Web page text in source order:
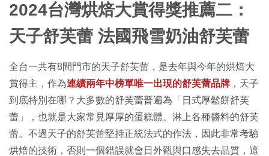
2024台灣烘焙大賞得獎推薦二：
天子舒芙蕾 法國飛雪奶油舒芙蕾
全台一共有8間門市的天子舒芙蕾，是去年與今年的烘焙大
賞得主，作為連續兩年中榜單唯一出現的舒芙蕾品牌 ，天子
到底特別在哪？大多數的舒芙蕾普遍為「日式厚鬆餅舒芙
蕾」，也就是大家常見厚厚的蛋糕體、淋上各種醬料的舒芙
蕾。不過天子的舒芙蕾堅持正統法式的作法，因此非常考驗
烘焙的技術，否則一個錯誤就會日外觀與口感失去品質，這